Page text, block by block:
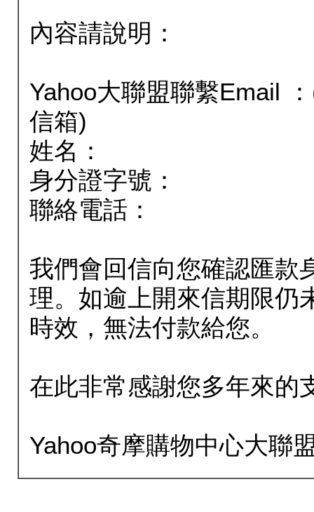
內容請說明：
Yahoo大聯盟聯繫Email
信箱)
姓名：
身分證字號：
聯絡電話：
我們會回信向您確認匯款
理。如逾上開來信期限仍
時效，無法付款給您。
在此非常感謝您多年來的
Yahoo奇摩購物中心大